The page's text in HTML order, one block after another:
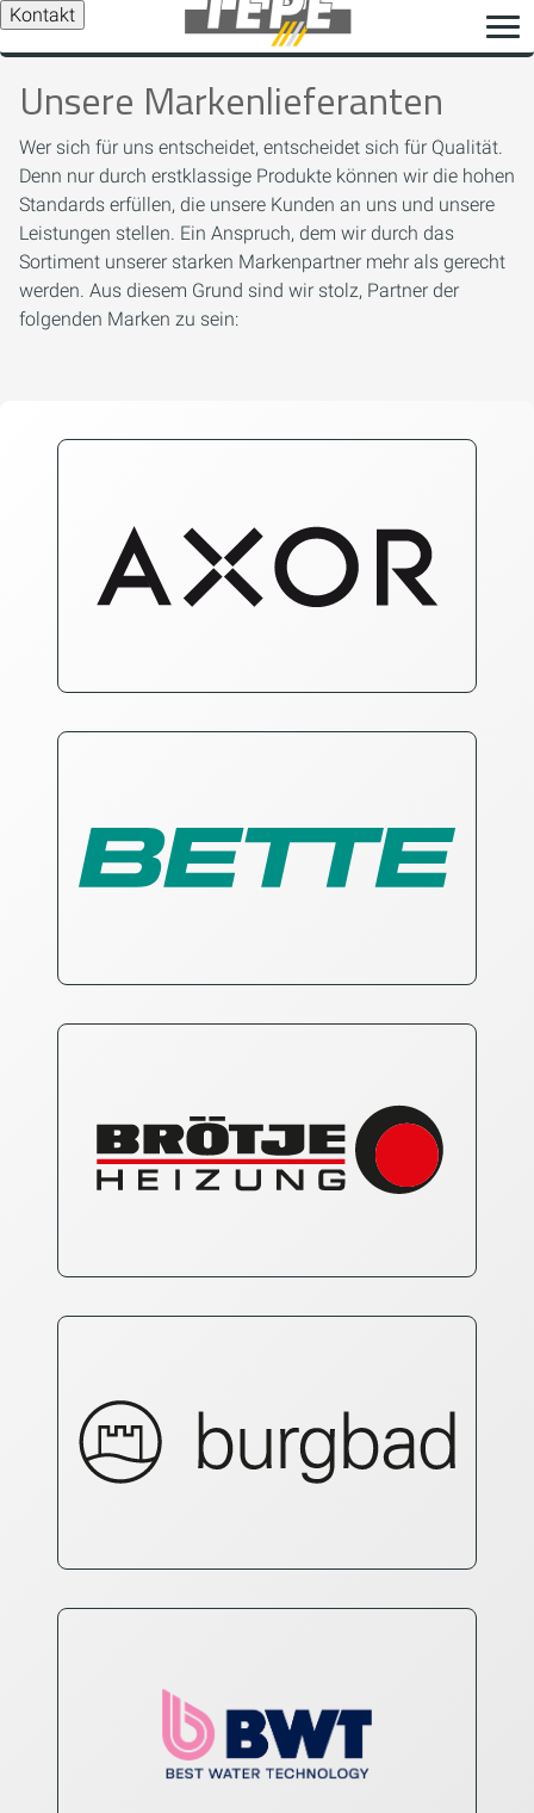
Kontakt
Unsere Markenlieferanten
Wer sich für uns entscheidet, entscheidet sich für Qualität.
Denn nur durch erstklassige Produkte können wir die hohen
Standards erfüllen, die unsere Kunden an uns und unsere
Leistungen stellen. Ein Anspruch, dem wir durch das
Sortiment unserer starken Markenpartner mehr als gerecht
werden. Aus diesem Grund sind wir stolz, Partner der
folgenden Marken zu sein: